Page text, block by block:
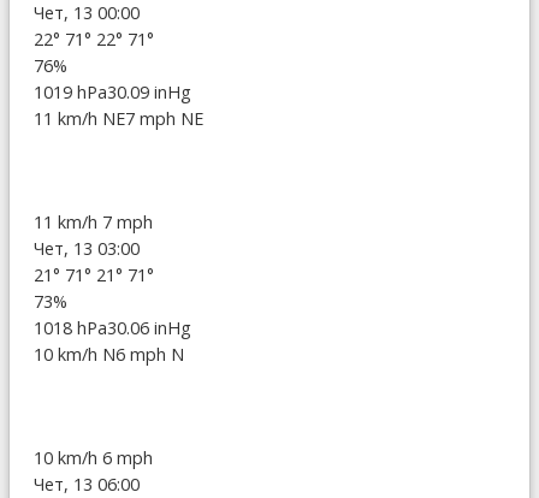
Чет, 13 00:00
22° 71° 22° 71°
76%
1019 hPa30.09 inHg
11 km/h NE7 mph NE
11 km/h 7 mph
Чет, 13 03:00
21° 71° 21° 71°
73%
1018 hPa30.06 inHg
10 km/h N6 mph N
10 km/h 6 mph
Чет, 13 06:00